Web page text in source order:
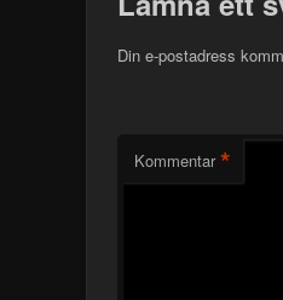
Din e-postadress
Kommentar *